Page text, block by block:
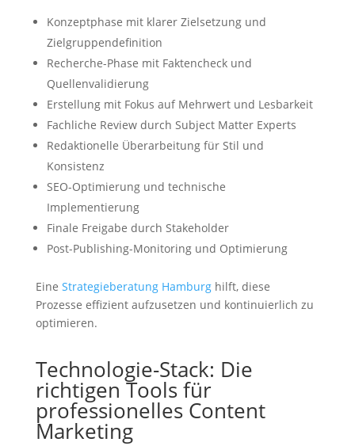
Konzeptphase mit klarer Zielsetzung und
Zielgruppendefinition
Recherche-Phase mit Faktencheck und
Quellenvalidierung
Erstellung mit Fokus auf Mehrwert und Lesbarkeit
Fachliche Review durch Subject Matter Experts
Redaktionelle Überarbeitung für Stil und
Konsistenz
SEO-Optimierung und technische
Implementierung
Finale Freigabe durch Stakeholder
Post-Publishing-Monitoring und Optimierung
Eine Strategieberatung Hamburghilft, diese
Prozesse effizient aufzusetzen und kontinuierlich zu
optimieren.
Technologie-Stack: Die
richtigen Tools für
professionelles Content
Marketing